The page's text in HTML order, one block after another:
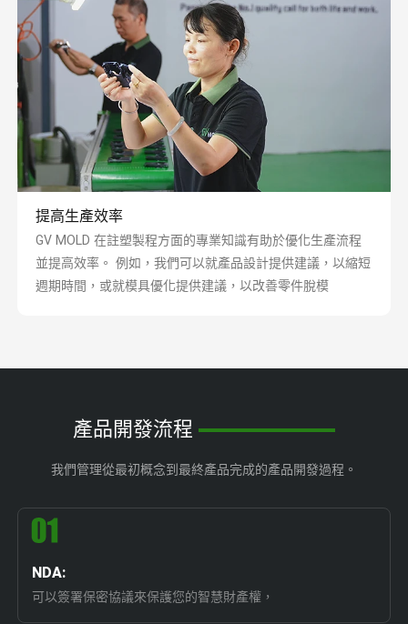
提高生產效率
GV MOLD 在註塑製程方面的專業知識有助於優化生產流程
並提高效率。 例如，我們可以就產品設計提供建議，以縮短
週期時間，或就模具優化提供建議，以改善零件脫模
產品開發流程
我們管理從最初概念到最終產品完成的產品開發過程。
NDA:
可以簽署保密協議來保護您的智慧財產權，